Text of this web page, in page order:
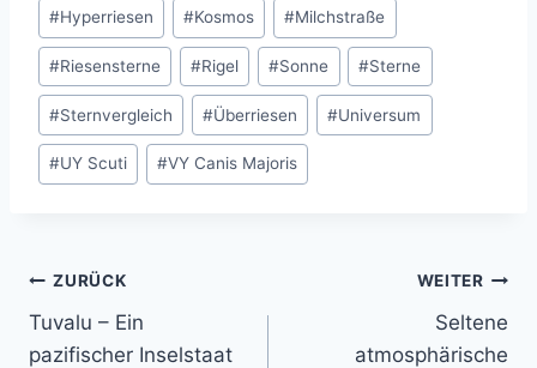
#Hyperriesen #Kosmos #Milchstraße
#Riesensterne #Rigel #Sonne #Sterne
#Sternvergleich #Überriesen #Universum
#UY Scuti #VY Canis Majoris
Beitragsnavigation
ZURÜCK
Tuvalu – Ein
pazifischer Inselstaat
WEITER
Seltene
atmosphärische